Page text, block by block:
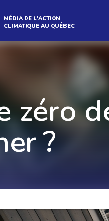
qui
et inspirantes. Ici au
des initiatives
MÉDIA DE L'ACTION
CLIMATIQUE AU QUÉBEC
zéro
?